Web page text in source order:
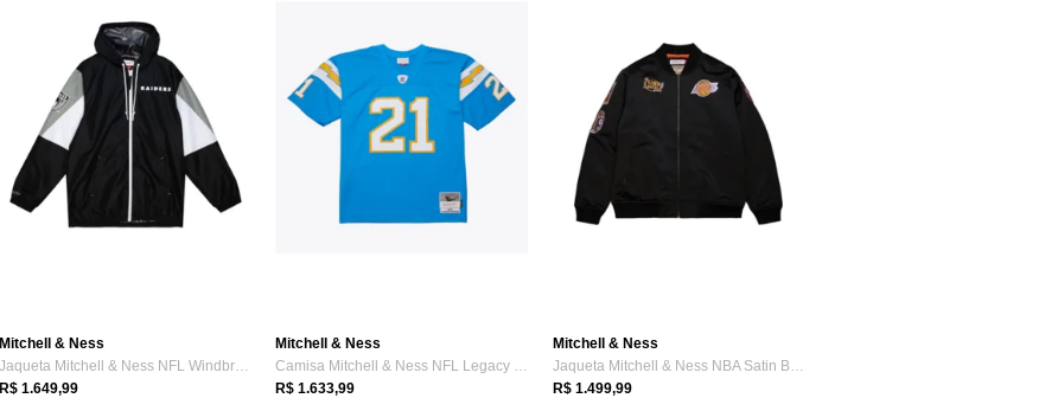
Mitchell & Ness
Jaqueta Mitchell & Ness NFL Windbreaker ...
R$ 1.649,99
Mitchell & Ness
Camisa Mitchell & Ness NFL Legacy Jersey...
R$ 1.633,99
Mitchell & Ness
Jaqueta Mitchell & Ness NBA Satin Bomber...
R$ 1.499,99